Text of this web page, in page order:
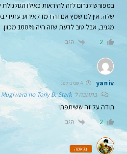
במפורש לגרום לזה להיראות כאילו
שלה. אין לנו שמץ אם זה רמז לאירוע
מגניב, אבל טוב לדעת שזה היה 100% מכוון.
2 הגב
yaniv 4 שנים לפני
בתגובה לMugiwara no Tony D. Stark
תודה על זה ששיתפת!
2 הגב
נקאמה